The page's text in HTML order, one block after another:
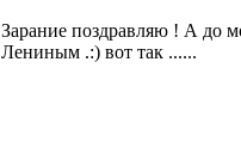
Зарание поздравляю ! А до
Лениным .:) вот так ......